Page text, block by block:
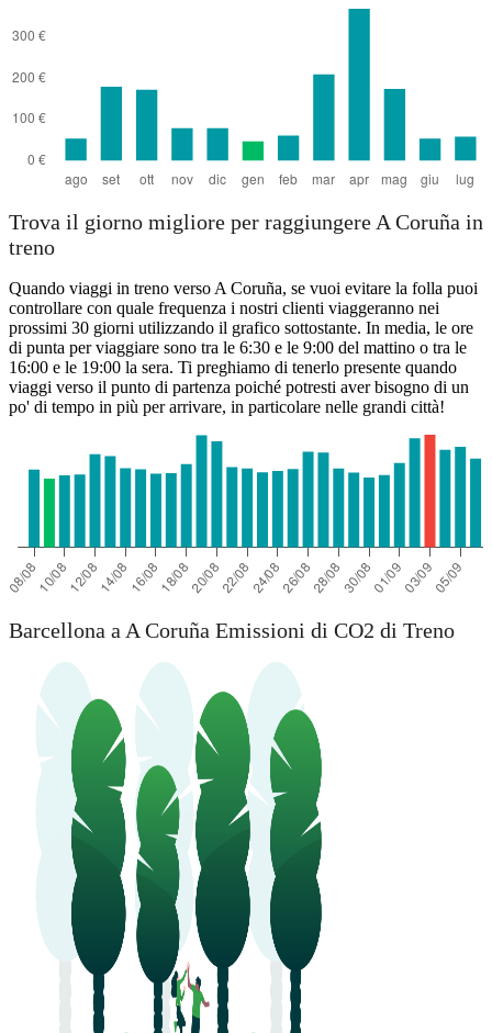
Trova il giorno migliore per raggiungere A Coruña in
treno
Quando viaggi in treno verso A Coruña, se vuoi evitare la folla puoi
controllare con quale frequenza i nostri clienti viaggeranno nei
prossimi 30 giorni utilizzando il grafico sottostante. In media, le ore
di punta per viaggiare sono tra le 6:30 e le 9:00 del mattino o tra le
16:00 e le 19:00 la sera. Ti preghiamo di tenerlo presente quando
viaggi verso il punto di partenza poiché potresti aver bisogno di un
po' di tempo in più per arrivare, in particolare nelle grandi città!
Barcellona a A Coruña Emissioni di CO2 di Treno